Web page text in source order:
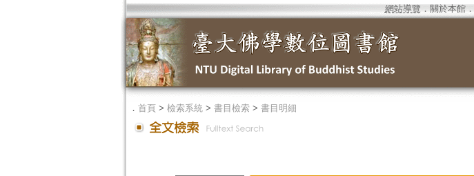
網站導覽 ． 關於本館．
． 首頁> 檢索系統> 書目檢索> 書目明細